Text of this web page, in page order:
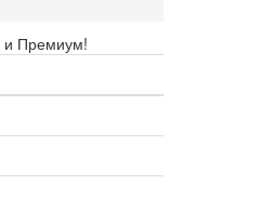
и Премиум!